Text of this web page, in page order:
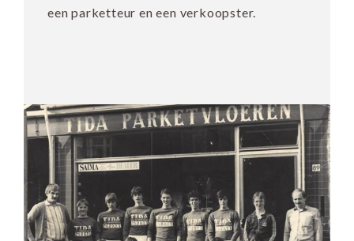
een parketteur en een verkoopster.